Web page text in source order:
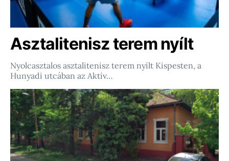
Asztalitenisz terem nyílt
Nyolcasztalos asztalitenisz terem nyílt Kispesten, a
Hunyadi utcában az Aktív…